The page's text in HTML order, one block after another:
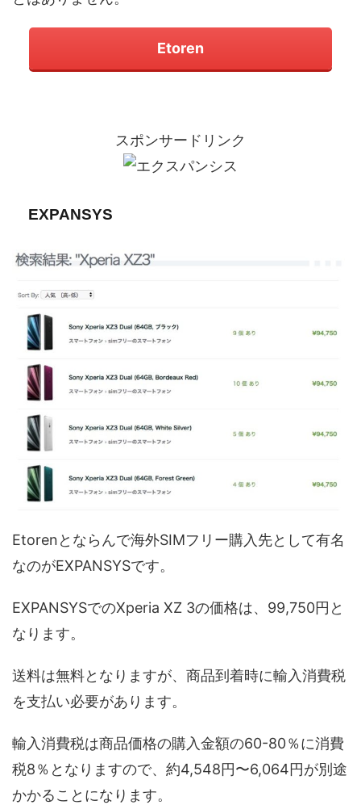
Etoren
スポンサードリンク
EXPANSYS
Etorenとならんで海外SIMフリー購入先として有名
なのがEXPANSYSです。
EXPANSYSでのXperia XZ 3の価格は、99,750円と
なります。
送料は無料となりますが、商品到着時に輸入消費税
を支払い必要があります。
輸入消費税は商品価格の購入金額の60-80％に消費
税8％となりますので、約4,548円〜6,064円が別途
かかることになります。